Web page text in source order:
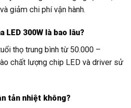
giảm chi phí vận hành.
LED 300W là bao lâu?
thọ trung bình từ 50.000 –
chất lượng chip LED và driver sử
tản nhiệt không?